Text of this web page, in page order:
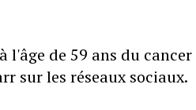
l'âge de 59 ans du cancer
sur les réseaux sociaux.